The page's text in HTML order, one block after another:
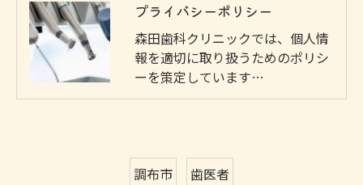
プライバシーポリシー
森田歯科クリニックでは、個人情
報を適切に取り扱うためのポリシ
ーを策定しています…
調布市 歯医者